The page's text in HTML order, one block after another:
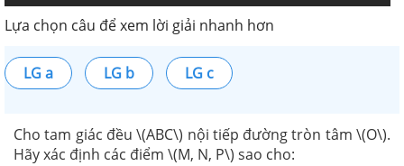
Lựa chọn câu để xem lời giải nhanh hơn
LG a LG b LG c
Cho tam giác đều \(ABC\) nội tiếp đường tròn tâm \(O\).
Hãy xác định các điểm \(M, N, P\) sao cho: